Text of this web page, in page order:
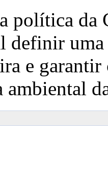
política da
definir
e
ambiental